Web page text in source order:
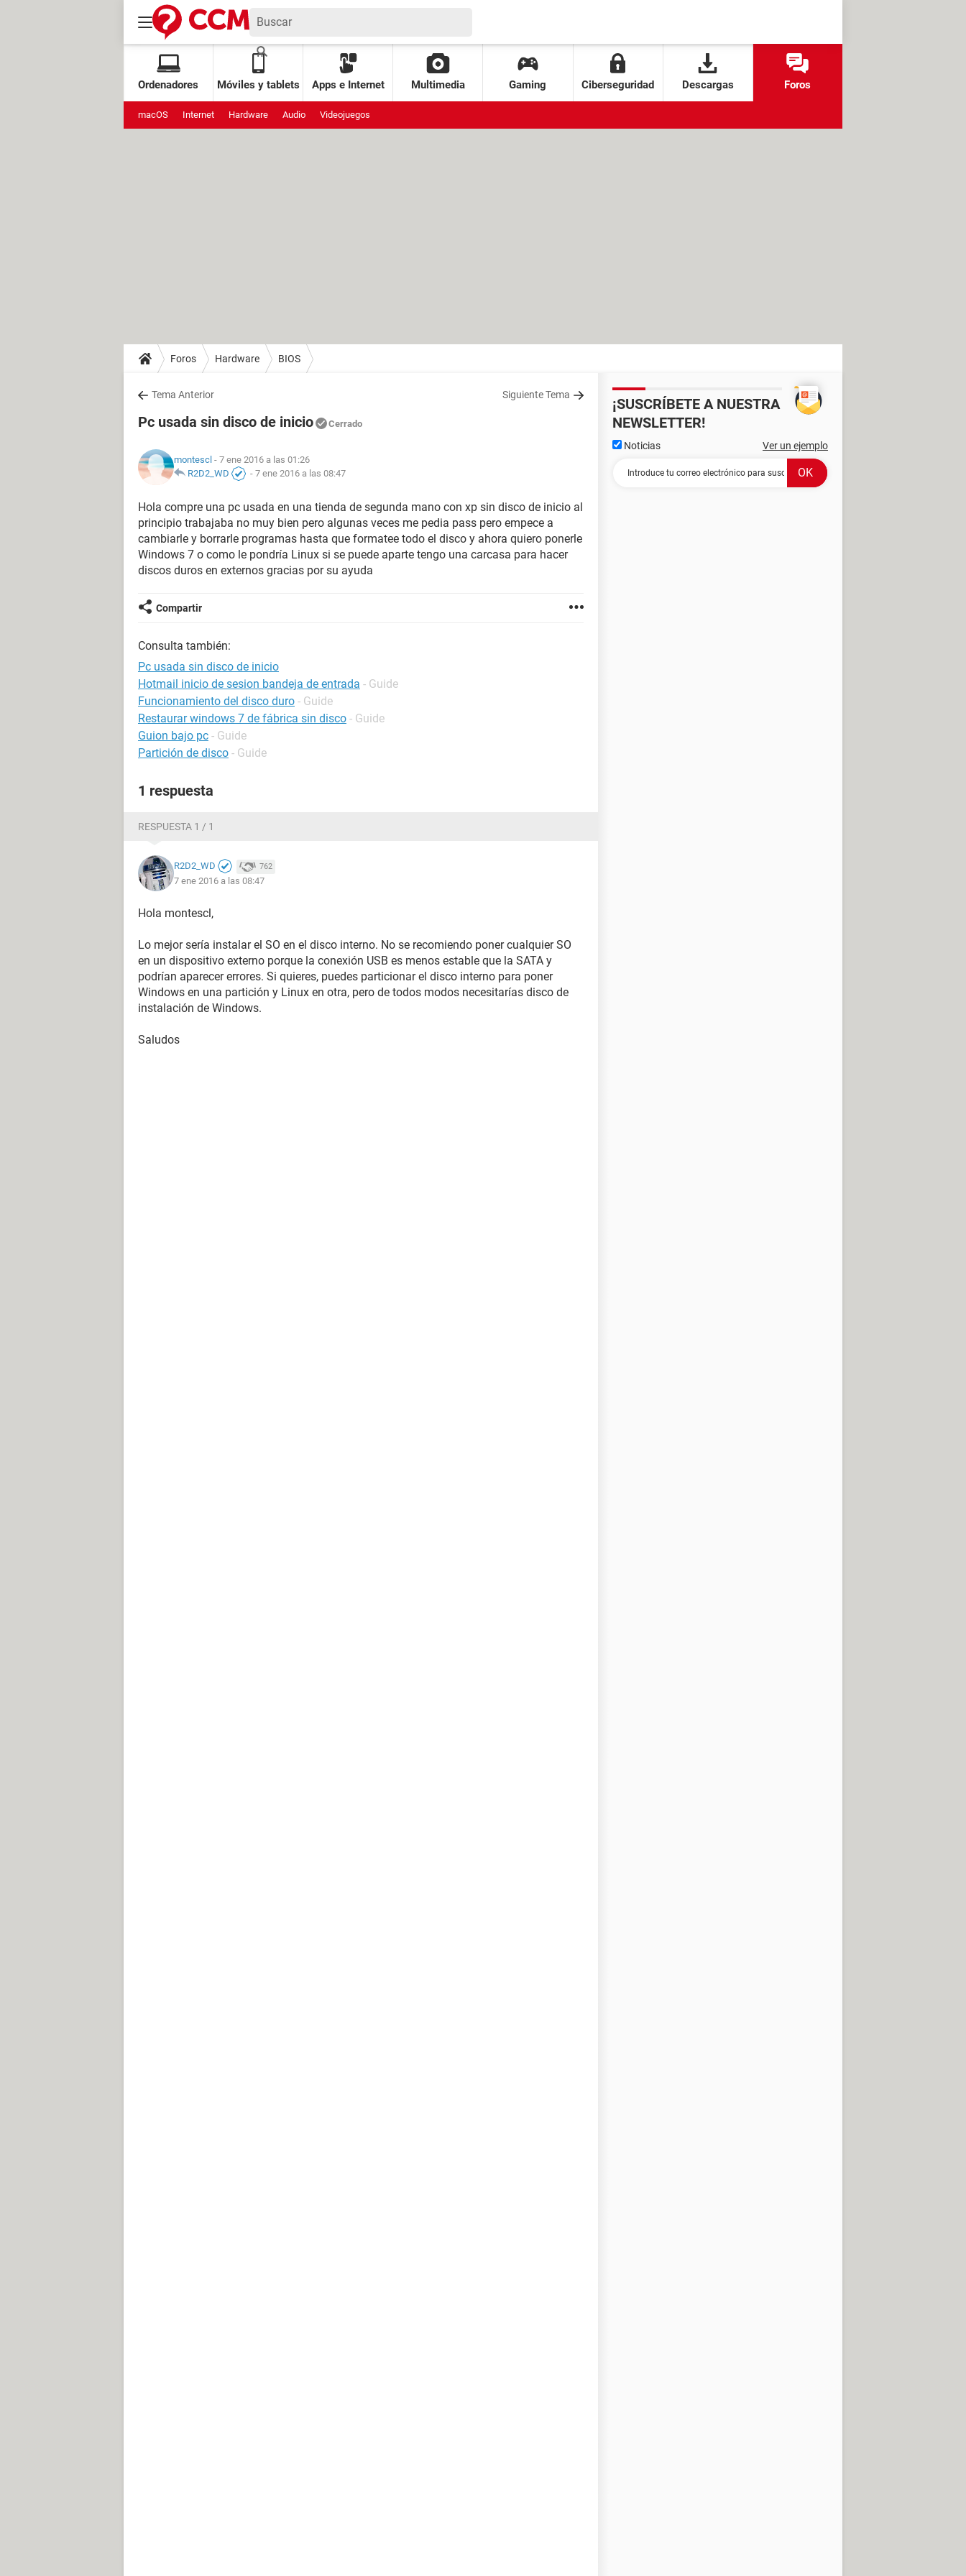
Ordenadores Móviles y tablets Apps e Internet Multimedia Gaming Ciberseguridad Descargas Foros
macOS Internet Hardware Audio Videojuegos
Foros Hardware BIOS
Tema Anterior Siguiente Tema
Pc usada sin disco de inicio Cerrado
montescl - 7 ene 2016 a las 01:26
R2D2_WD
- 7 ene 2016 a las 08:47
Hola compre una pc usada en una tienda de segunda mano con xp sin disco de inicio al
principio trabajaba no muy bien pero algunas veces me pedia pass pero empece a
cambiarle y borrarle programas hasta que formatee todo el disco y ahora quiero ponerle
Windows 7 o como le pondría Linux si se puede aparte tengo una carcasa para hacer
discos duros en externos gracias por su ayuda
Compartir
Consulta también:
Pc usada sin disco de inicio
Hotmail inicio de sesion bandeja de entrada - Guide
Funcionamiento del disco duro - Guide
Restaurar windows 7 de fábrica sin disco - Guide
Guion bajo pc - Guide
Partición de disco - Guide
1 respuesta
RESPUESTA 1 / 1
R2D2_WD 762
7 ene 2016 a las 08:47
Hola montescl,
Lo mejor sería instalar el SO en el disco interno. No se recomiendo poner cualquier SO
en un dispositivo externo porque la conexión USB es menos estable que la SATA y
podrían aparecer errores. Si quieres, puedes particionar el disco interno para poner
Windows en una partición y Linux en otra, pero de todos modos necesitarías disco de
instalación de Windows.
Saludos
¡SUSCRÍBETE A NUESTRA
NEWSLETTER!
Noticias Ver un ejemplo